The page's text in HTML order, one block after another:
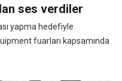
ses verdiler
yapma hedefiyle
fuarları kapsamında